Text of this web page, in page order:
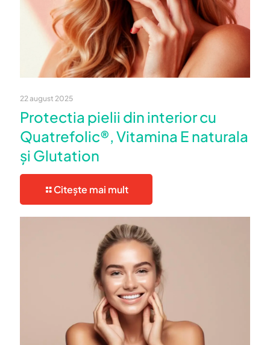
22 august 2025
Protectia pielii din interior cu
Quatrefolic®, Vitamina E naturala
și Glutation
Citește mai mult